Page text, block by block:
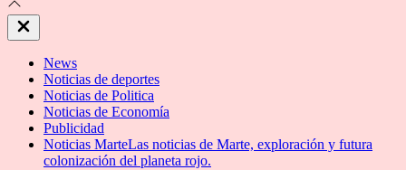
Close
Off
News
Noticias de deportes
Noticias de Politica
Noticias de Economía
Publicidad
Noticias MarteLas noticias de Marte, exploración y futura
colonización del planeta rojo.